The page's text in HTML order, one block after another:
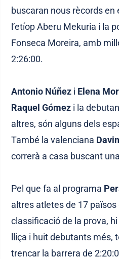
buscaran nous rècords en
l’etíop Aberu Mekuria i la
Fonseca Moreira, amb
2:26:00.
Antonio Núñez i Elena
Raquel Gómez i la
altres, són alguns dels
També la valenciana
correrà a casa buscant
Pel que fa al programa
altres atletes de 17 països
classificació de la prova,
lliça i huit debutants més,
trencar la barrera de